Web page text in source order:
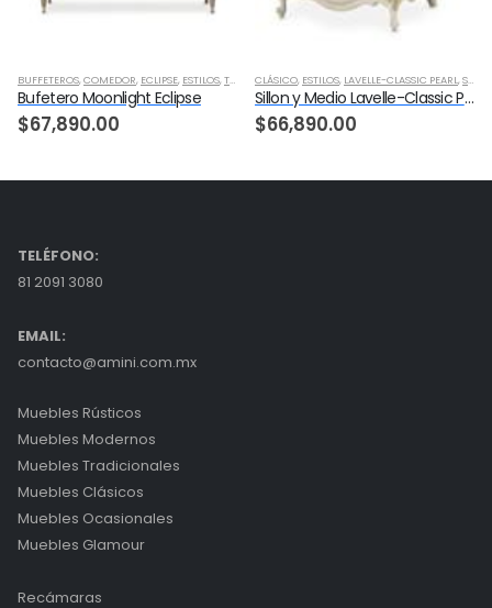
,COMEDOR,ECLIPSE,ESTILOS,TRANSICIONAL
Moonlight Eclipse
CLÁSICO,ESTILOS,LAVELLE-CLASSIC PEARL, SALA ,
Sillon y Medio Lavelle-Classic Pearl
66,890.00
TELÉFONO:
81 2091 3080
EMAIL:
contacto@amini.com.mx
Muebles Rústicos
Muebles Modernos
Muebles Tradicionales
Muebles Clásicos
Muebles Ocasionales
Muebles Glamour
Recámaras